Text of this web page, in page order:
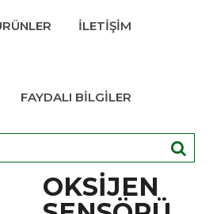
İLETIŞIM
FAYDALI BILGILER
OKSİJEN